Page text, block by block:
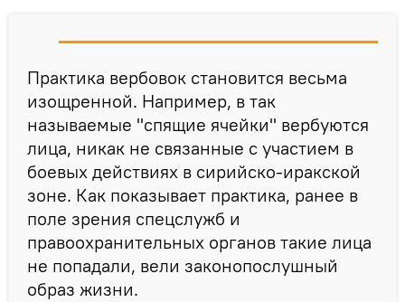
Практика вербовок становится весьма
изощренной. Например, в так
называемые "спящие ячейки" вербуются
лица, никак не связанные с участием в
боевых действиях в сирийско-иракской
зоне. Как показывает практика, ранее в
поле зрения спецслужб и
правоохранительных органов такие лица
не попадали, вели законопослушный
образ жизни.